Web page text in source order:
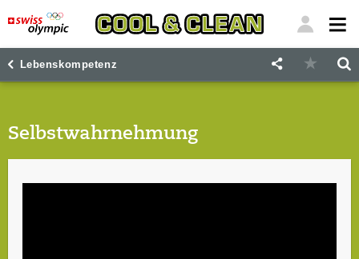
Lebenskompetenz
Selbstwahrnehmung